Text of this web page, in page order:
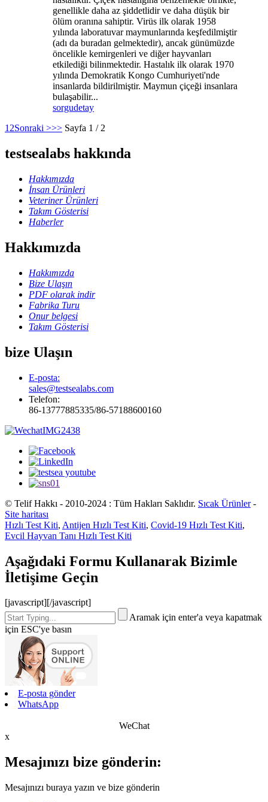
genellikle daha az şiddetlidir ve daha düşük bir
ölüm oranına sahiptir. Virüs ilk olarak 1958
yılında laboratuvar maymunlarında keşfedilmiştir
(adı da buradan gelmektedir), ancak günümüzde
öncelikle kemirgenleri ve diğer hayvanları
etkilediği bilinmektedir. Hastalık ilk olarak 1970
yılında Demokratik Kongo Cumhuriyeti'nde
insanlarda bildirilmiştir. Maymun çiçeği insanlara
bulaşabilir...
sorgudetay
1 2Sonraki >>> Sayfa 1 / 2
testsealabs hakkında
Hakkımızda
İnsan Ürünleri
Veteriner Ürünleri
Takım Gösterisi
Haberler
Hakkımızda
Hakkımızda
Bize Ulaşın
PDF olarak indir
Fabrika Turu
Onur belgesi
Takım Gösterisi
bize Ulaşın
E-posta:
sales@testsealabs.com
Telefon:
86-13777885335/86-57188600160
© Telif Hakkı - 2010-2024 : Tüm Hakları Saklıdır. Sıcak Ürünler-
Site haritası
Hızlı Test Kiti, Antijen Hızlı Test Kiti, Covid-19 Hızlı Test Kiti,
Evcil Hayvan Tanı Hızlı Test Kiti
Aşağıdaki Formu Kullanarak Bizimle
İletişime Geçin
[javascript] [/javascript]
Aramak için enter'a veya kapatmak
için ESC'ye basın
E-posta gönder
WhatsApp
WeChat
x
Mesajınızı bize gönderin:
Mesajınızı buraya yazın ve bize gönderin